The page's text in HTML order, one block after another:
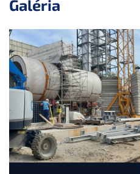
Galéria
a11y.jump_slider_end